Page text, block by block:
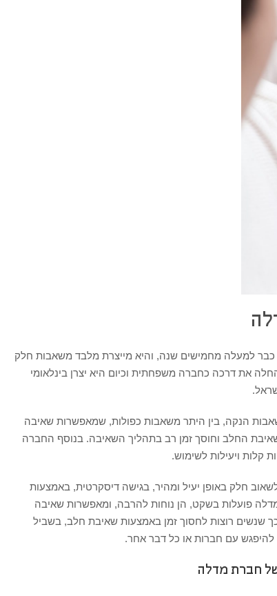
למעלה מחמישים שנה, והיא מייצרת מלבד משאבות חלק
את דרכה כחברה משפחתית וכיום היא יצרן בינלאומי
הנקה, בין היתר משאבות כפולות, שמאפשרות שאיבה
החלב וחוסך זמן רב בתהליך השאיבה. בנוסף החברה
קלות ויעילות לשימוש.
חלק באופן יעיל ומהיר, בגישה דיסקרטית, באמצעות
פועלות בשקט, הן נוחות להרבה, ומאפשרות שאיבה
שנשים רוצות לחסוך זמן באמצעות שאיבת חלב, בשביל
להיפגש עם חברות או כל דבר אחר.
חברת מדלה